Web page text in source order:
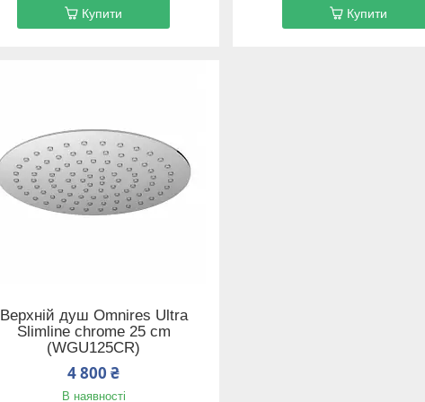
Купити Купити
Верхній душ Omnires Ultra
Slimline chrome 25 cm
(WGU125CR)
4 800 ₴
В наявності